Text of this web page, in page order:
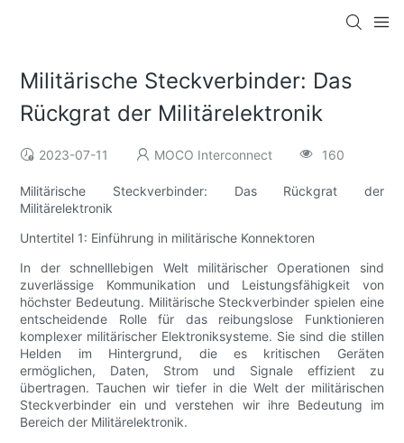
Militärische Steckverbinder: Das
Rückgrat der Militärelektronik
2023-07-11 MOCO Interconnect 160
Militärische Steckverbinder: Das Rückgrat der
Militärelektronik
Untertitel 1: Einführung in militärische Konnektoren
In der schnelllebigen Welt militärischer Operationen sind
zuverlässige Kommunikation und Leistungsfähigkeit von
höchster Bedeutung. Militärische Steckverbinder spielen eine
entscheidende Rolle für das reibungslose Funktionieren
komplexer militärischer Elektroniksysteme. Sie sind die stillen
Helden im Hintergrund, die es kritischen Geräten
ermöglichen, Daten, Strom und Signale effizient zu
übertragen. Tauchen wir tiefer in die Welt der militärischen
Steckverbinder ein und verstehen wir ihre Bedeutung im
Bereich der Militärelektronik.